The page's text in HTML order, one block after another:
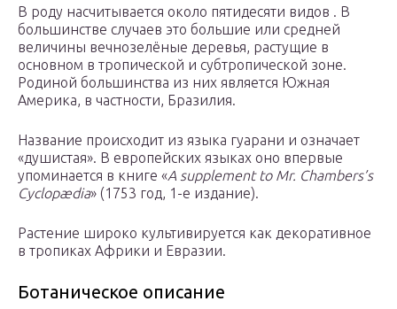
В роду насчитывается около пятидесяти видов . В
большинстве случаев это большие или средней
величины вечнозелёные деревья, растущие в
основном в тропической и субтропической зоне.
Родиной большинства из них является Южная
Америка, в частности, Бразилия.
Название происходит из языка гуарани и означает
«душистая». В европейских языках оно впервые
упоминается в книге «A supplement to Mr. Chambers’s
Cyclopædia» (1753 год, 1-е издание).
Растение широко культивируется как декоративное
в тропиках Африки и Евразии.
Ботаническое описание